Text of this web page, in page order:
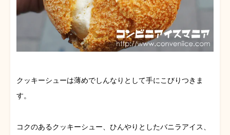
クッキーシューは薄めでしんなりとして手にこびりつきま
す。
コクのあるクッキーシュー、ひんやりとしたバニラアイス、